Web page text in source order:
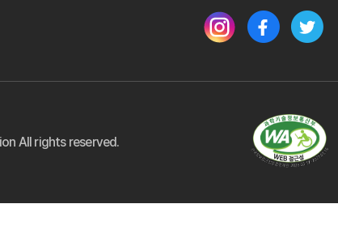
(새 창 열림)(새 창 열림)(새 창
All rights reserved. (새 창 열